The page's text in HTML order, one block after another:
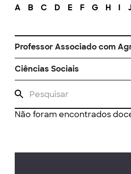
A B C D E F G H I
Professor Associado com
Ciências Sociais
Não foram encontrados